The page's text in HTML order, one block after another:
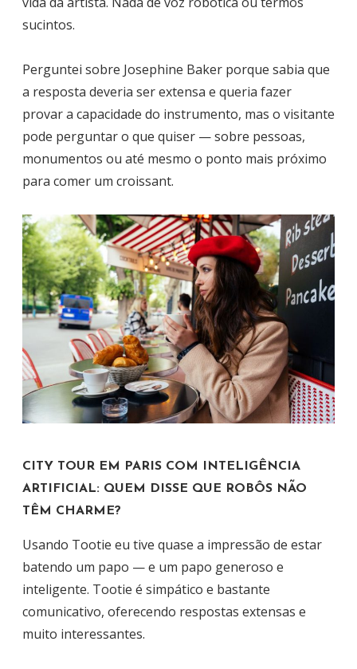
sucintos.
Perguntei sobre Josephine Baker porque sabia que
a resposta deveria ser extensa e queria fazer
provar a capacidade do instrumento, mas o visitante
pode perguntar o que quiser — sobre pessoas,
monumentos ou até mesmo o ponto mais próximo
para comer um croissant.
CITY TOUR EM PARIS COM INTELIGÊNCIA
ARTIFICIAL: QUEM DISSE QUE ROBÔS NÃO
TÊM CHARME?
Usando Tootie eu tive quase a impressão de estar
batendo um papo — e um papo generoso e
inteligente. Tootie é simpático e bastante
comunicativo, oferecendo respostas extensas e
muito interessantes.